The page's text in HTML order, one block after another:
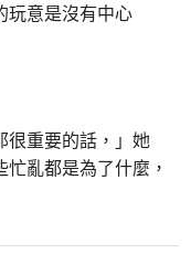
玩意是沒有中心
很重要的話，」她
亂都是為了什麼，